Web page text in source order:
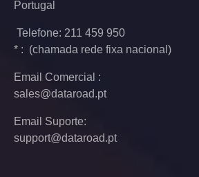
Portugal
Telefone: 211 459 950
* : (chamada rede fixa nacional)
Email Comercial :
sales@dataroad.pt
Email Suporte:
support@dataroad.pt